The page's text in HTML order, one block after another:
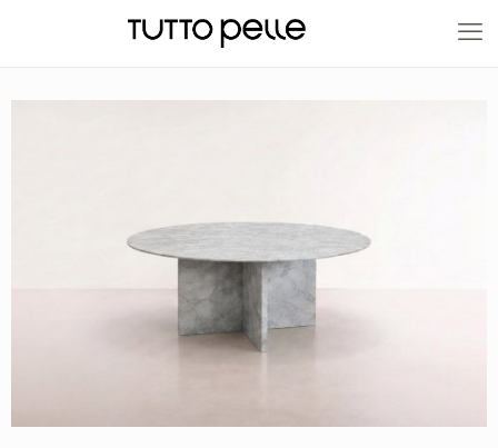
20% EN PRODUCTOS A FABRICACIÓN